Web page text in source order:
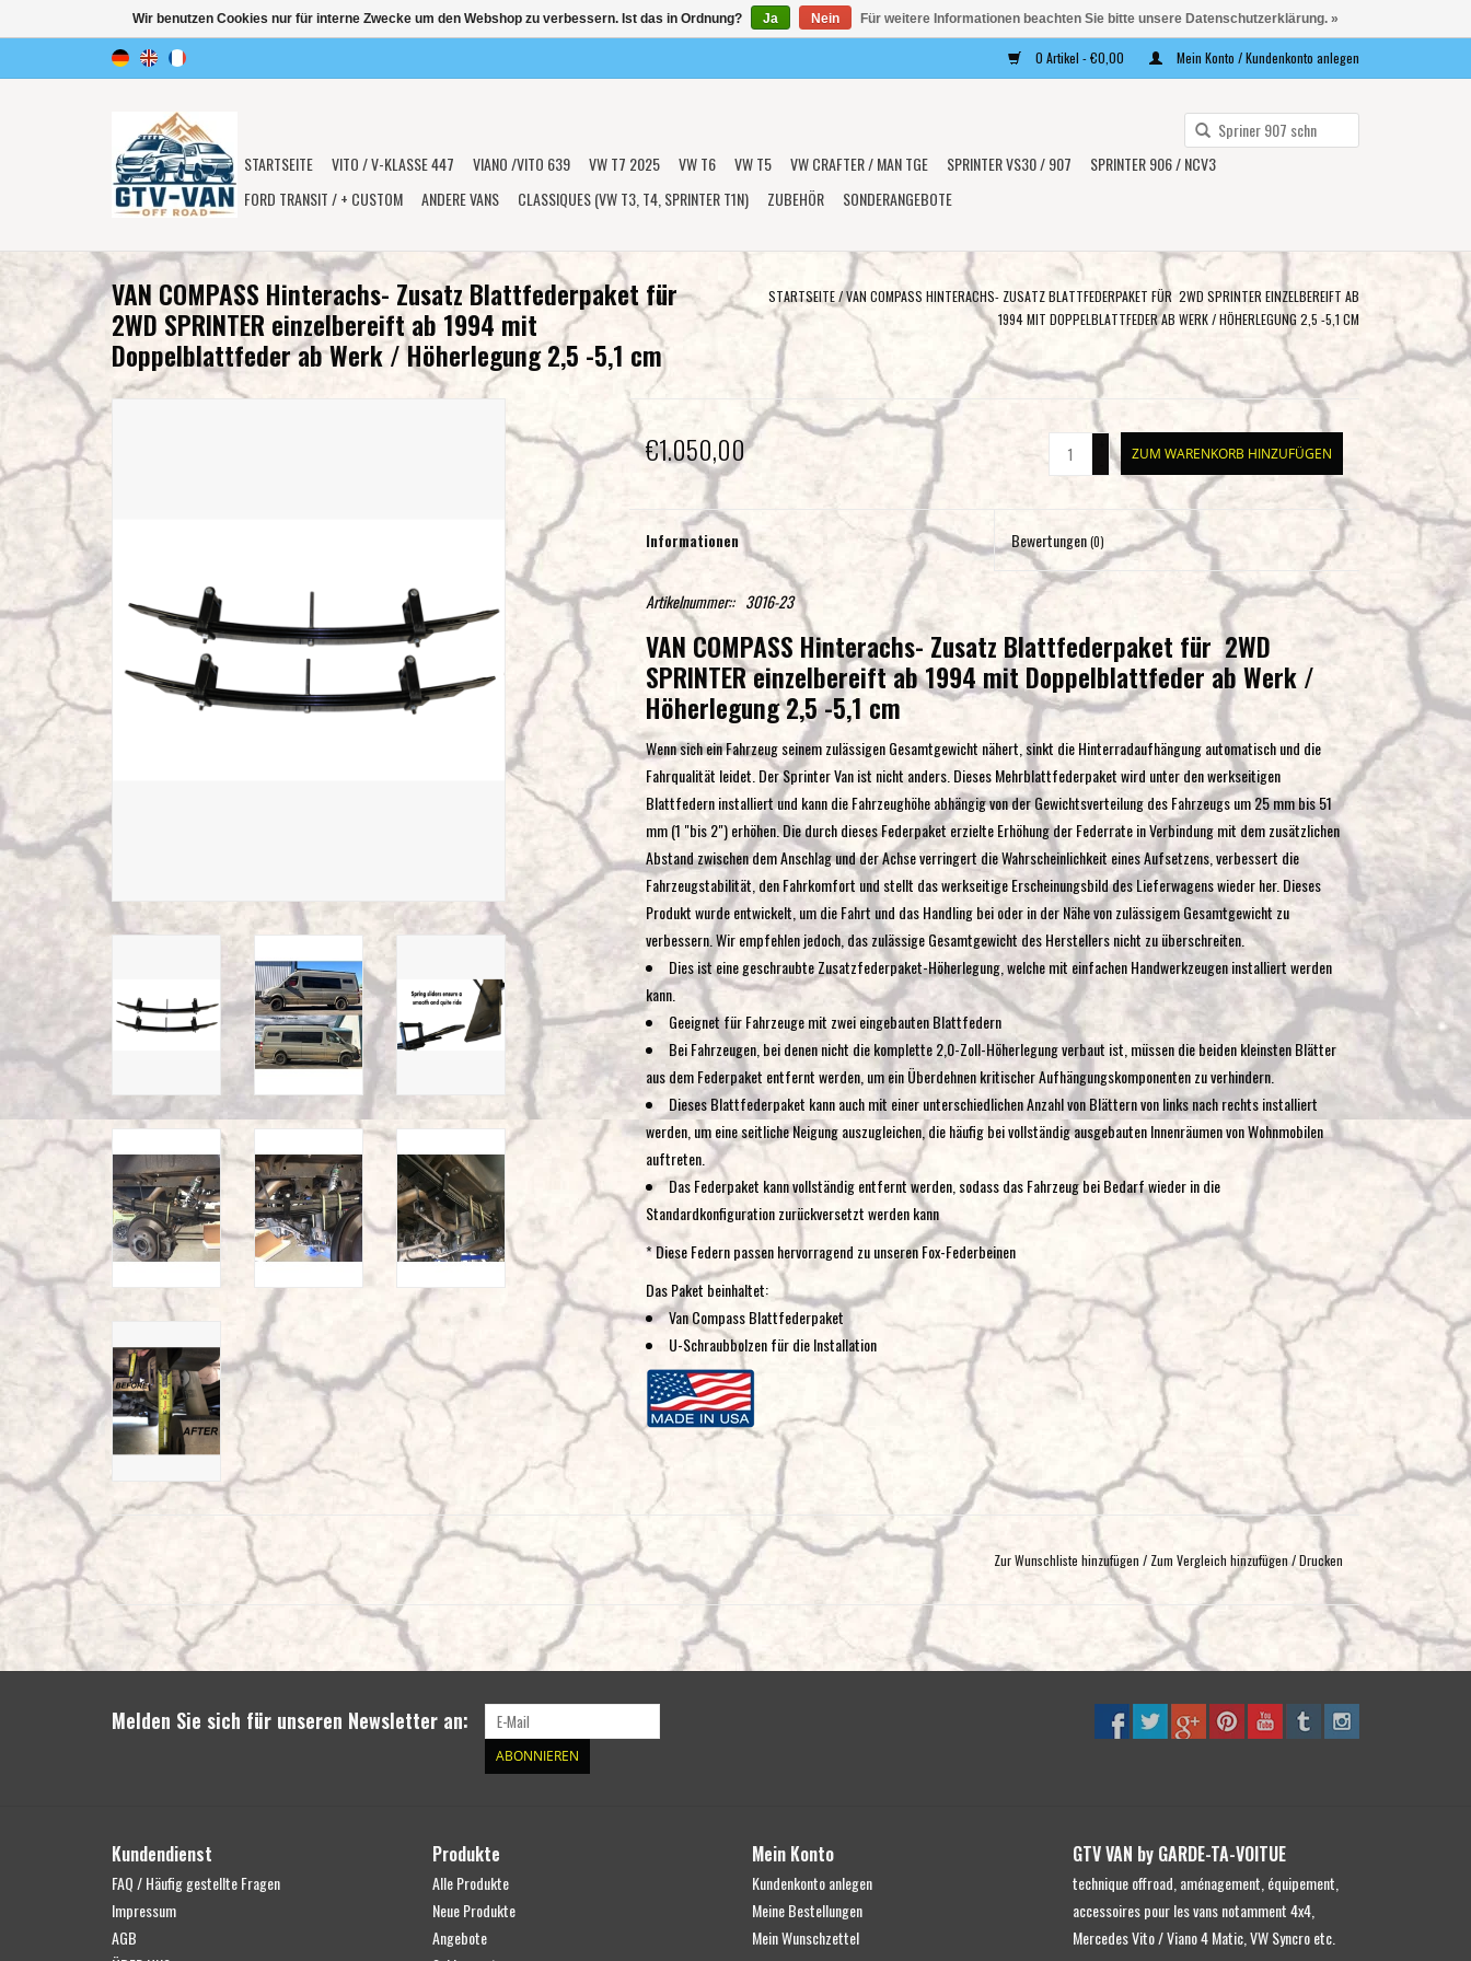
0 Artikel - €0,00 Mein Konto / Kundenkonto anlegen
um
verfügbare
die
Eingabetaste,
Suchergebnis
gelangen.
Benutzer
Touchgeräten
können
Touch-
verwenden.
STARTSEITE VITO / V-KLASSE 447 VIANO /VITO 639 VW T7 2025 VW T6 VW T5 VW CRAFTER / MAN TGE SPRINTER VS30 / 907
SPRINTER 906 / NCV3
FORD TRANSIT / + CUSTOM
ANDERE VANS CLASSIQUES (VW T3, T4, SPRINTER T1N) ZUBEHÖR SONDERANGEBOTE
VAN COMPASS Hinterachs- Zusatz Blattfederpaket für
2WD SPRINTER einzelbereift ab 1994 mit
Doppelblattfeder ab Werk / Höherlegung 2,5 -5,1 cm
STARTSEITE/VAN COMPASS HINTERACHS- ZUSATZ BLATTFEDERPAKET FÜR 2WD SPRINTER EINZELBEREIFT AB
1994 MIT DOPPELBLATTFEDER AB WERK / HÖHERLEGUNG 2,5 -5,1 CM
€1.050,00 ZUM WARENKORB HINZUFÜGEN
Informationen Bewertungen(0)
Artikelnummer:: 3016-23
VAN COMPASS Hinterachs- Zusatz Blattfederpaket für 2WD
SPRINTER einzelbereift ab 1994 mit Doppelblattfeder ab Werk /
Höherlegung 2,5 -5,1 cm
Wenn sich ein Fahrzeug seinem zulässigen Gesamtgewicht nähert, sinkt die Hinterradaufhängung automatisch und die
Fahrqualität leidet. Der Sprinter Van ist nicht anders. Dieses Mehrblattfederpaket wird unter den werkseitigen
Blattfedern installiert und kann die Fahrzeughöhe abhängig von der Gewichtsverteilung des Fahrzeugs um 25 mm bis 51
mm (1 "bis 2") erhöhen. Die durch dieses Federpaket erzielte Erhöhung der Federrate in Verbindung mit dem zusätzlichen
Abstand zwischen dem Anschlag und der Achse verringert die Wahrscheinlichkeit eines Aufsetzens, verbessert die
Fahrzeugstabilität, den Fahrkomfort und stellt das werkseitige Erscheinungsbild des Lieferwagens wieder her. Dieses
Produkt wurde entwickelt, um die Fahrt und das Handling bei oder in der Nähe von zulässigem Gesamtgewicht zu
verbessern. Wir empfehlen jedoch, das zulässige Gesamtgewicht des Herstellers nicht zu überschreiten.
Dies ist eine geschraubte Zusatzfederpaket-Höherlegung, welche mit einfachen Handwerkzeugen installiert werden
kann.
Geeignet für Fahrzeuge mit zwei eingebauten Blattfedern
Bei Fahrzeugen, bei denen nicht die komplette 2,0-Zoll-Höherlegung verbaut ist, müssen die beiden kleinsten Blätter
aus dem Federpaket entfernt werden, um ein Überdehnen kritischer Aufhängungskomponenten zu verhindern.
Dieses Blattfederpaket kann auch mit einer unterschiedlichen Anzahl von Blättern von links nach rechts installiert
werden, um eine seitliche Neigung auszugleichen, die häufig bei vollständig ausgebauten Innenräumen von Wohnmobilen
auftreten.
Das Federpaket kann vollständig entfernt werden, sodass das Fahrzeug bei Bedarf wieder in die
Standardkonfiguration zurückversetzt werden kann
* Diese Federn passen hervorragend zu unseren Fox-Federbeinen
Das Paket beinhaltet:
Van Compass Blattfederpaket
U-Schraubbolzen für die Installation
Zur Wunschliste hinzufügen / Zum Vergleich hinzufügen/Drucken
Melden Sie sich für unseren Newsletter an:
ABONNIEREN
Kundendienst
FAQ / Häufig gestellte Fragen
Impressum
AGB
Produkte
Alle Produkte
Neue Produkte
Angebote
Mein Konto
Kundenkonto anlegen
Meine Bestellungen
Mein Wunschzettel
GTV VAN by GARDE-TA-VOITUE
technique offroad, aménagement, équipement,
accessoires pour les vans notamment 4x4,
Mercedes Vito / Viano 4 Matic, VW Syncro etc.
Wir benutzen Cookies nur für interne Zwecke um den Webshop zu verbessern. Ist das in Ordnung? Ja Nein Für weitere Informationen beachten Sie bitte unsere Datenschutzerklärung. »